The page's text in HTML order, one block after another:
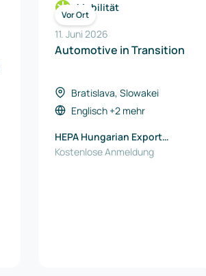
Vor Ort
Mobilität
11. Juni 2026
Automotive in Transition
Bratislava, Slowakei
Englisch +2 mehr
HEPA Hungarian Export
Promotion Agency
Kostenlose Anmeldung